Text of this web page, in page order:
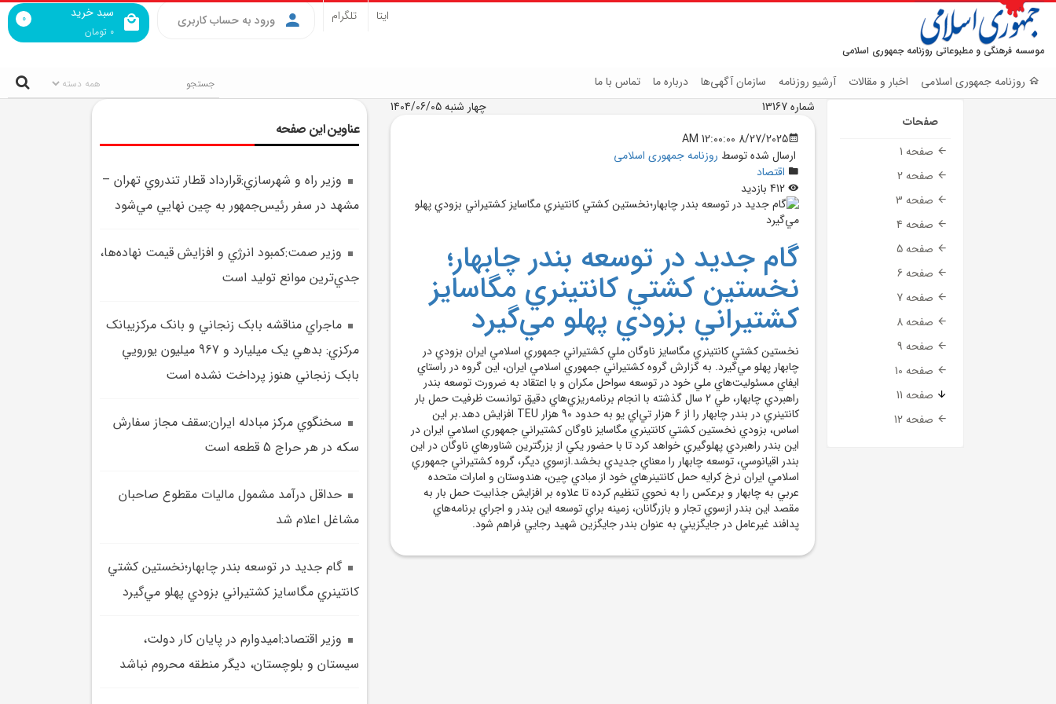
موسسه فرهنگی و مطبوعاتی روزنامه جمهوری اسلامی
سبد خرید
0 تومان
0 ورود به حساب کاربری ایتا تلگرام
روزنامه جمهوری اسلامی اخبار و مقالات آرشیو روزنامه سازمان آگهی‌ها درباره ما تماس با ما
صفحات
صفحه 1
صفحه 2
صفحه 3
صفحه 4
صفحه 5
صفحه 6
صفحه 7
صفحه 8
صفحه 9
صفحه 10
صفحه 11
صفحه 12
شماره 13167
چهار شنبه 1404/06/05
8/27/2025 12:00:00 AM
ارسال شده توسط روزنامه جمهوری اسلامی
اقتصاد
گام جديد در توسعه بندر چابهار؛
نخستين کشتي کانتينري مگاسايز
کشتيراني بزودي پهلو مي‌گيرد
نخستين کشتي کانتينري مگاسايز ناوگان ملي کشتيراني جمهوري اسلامي ايران بزودي در
چابهار پهلو مي‌گيرد. به گزارش گروه کشتيراني جمهوري اسلامي ايران، اين گروه در راستاي
ايفاي مسئوليت‌هاي ملي خود در توسعه سواحل مکران و با اعتقاد به ضرورت توسعه بندر
راهبردي چابهار، طي 2 سال گذشته با انجام برنامه‌ريزي‌هاي دقيق توانست ظرفيت حمل بار
کانتينري در بندر چابهار را از 6 هزار تي‌‌اي يو به حدود 90 هزار TEU افزايش دهد.بر اين
اساس، بزودي نخستين کشتي کانتينري مگاسايز ناوگان کشتيراني جمهوري اسلامي ايران در
اين بندر راهبردي پهلوگيري خواهد کرد تا با حضور يکي از بزرگترين شناورهاي ناوگان در اين
بندر اقيانوسي، توسعه چابهار را معناي جديدي بخشد.ازسوي ديگر، گروه کشتيراني جمهوري
اسلامي ايران نرخ کرايه حمل کانتينرهاي خود از مبادي چين، هندوستان و امارات متحده
عربي به چابهار و برعکس را به نحوي تنظيم کرده تا علاوه بر افزايش جذابيت حمل بار به
مقصد اين بندر ازسوي تجار و بازرگانان، زمينه براي توسعه اين بندر و اجراي برنامه‌هاي
پدافند غيرعامل در جايگزيني به عنوان بندر جايگزين شهيد رجايي فراهم شود.
عناوین این صفحه
وزير راه و شهرسازي:قرارداد قطار تندروي تهران –
مشهد در سفر رئيس‌جمهور به چين نهايي مي‌شود
وزير صمت:کمبود انرژي و افزايش قيمت نهاده‌ها،
جدي‌ترين موانع توليد است
ماجراي مناقشه بابک زنجاني و بانک مرکزيبانک
مرکزي: بدهي يک ميليارد و 967 ميليون يورويي
بابک زنجاني هنوز پرداخت نشده است
سخنگوي مرکز مبادله ايران:سقف مجاز سفارش
سکه در هر حراج 5 قطعه است
حداقل درآمد مشمول ماليات مقطوع صاحبان
مشاغل اعلام شد
گام جديد در توسعه بندر چابهار؛نخستين کشتي
کانتينري مگاسايز کشتيراني بزودي پهلو مي‌گيرد
وزير اقتصاد:اميدوارم در پايان کار دولت،
سيستان و بلوچستان، ديگر منطقه محروم نباشد